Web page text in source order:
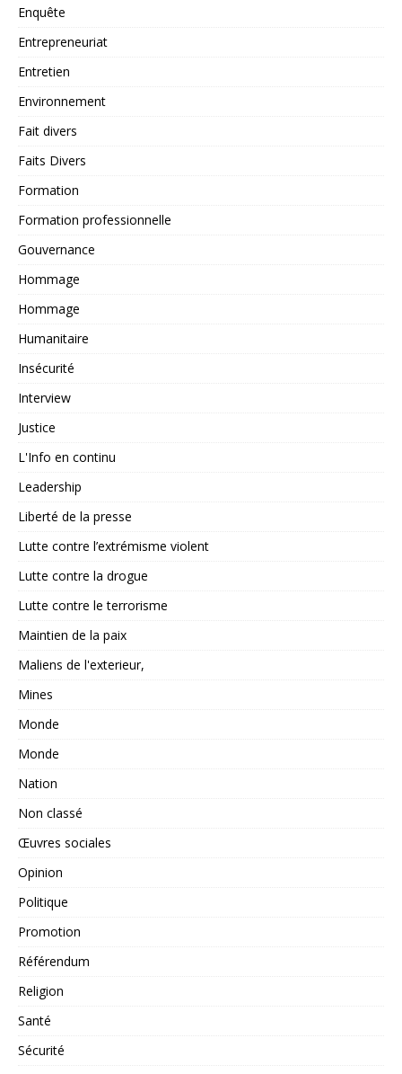
Enquête
Entrepreneuriat
Entretien
Environnement
Fait divers
Faits Divers
Formation
Formation professionnelle
Gouvernance
Hommage
Hommage
Humanitaire
Insécurité
Interview
Justice
L'Info en continu
Leadership
Liberté de la presse
Lutte contre l’extrémisme violent
Lutte contre la drogue
Lutte contre le terrorisme
Maintien de la paix
Maliens de l'exterieur,
Mines
Monde
Monde
Nation
Non classé
Œuvres sociales
Opinion
Politique
Promotion
Référendum
Religion
Santé
Sécurité